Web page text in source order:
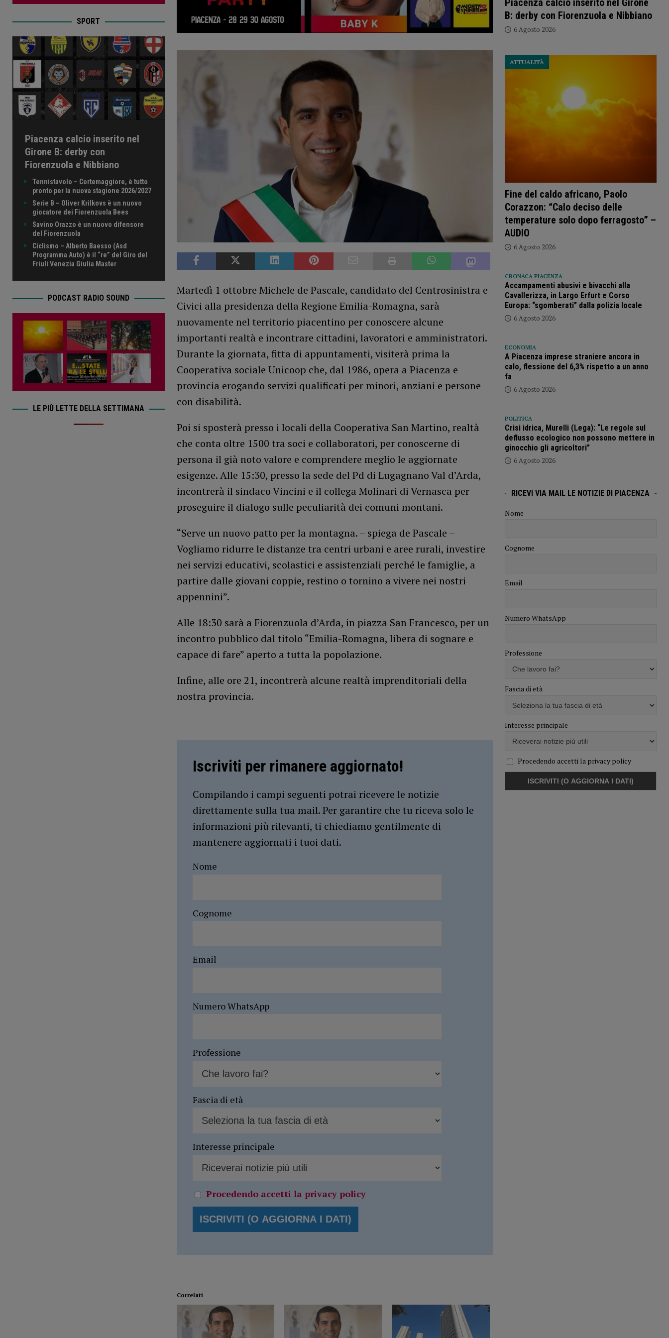
Martedì 1 ottobre Michele de Pascale, candidato del Centrosinistra e
Civici alla presidenza della Regione Emilia-Romagna, sarà
nuovamente nel territorio piacentino per conoscere alcune
importanti realtà e incontrare cittadini, lavoratori e amministratori.
Durante la giornata, fitta di appuntamenti, visiterà prima la
Cooperativa sociale Unicoop che, dal 1986, opera a Piacenza e
provincia erogando servizi qualificati per minori, anziani e persone
con disabilità.
Poi si sposterà presso i locali della Cooperativa San Martino, realtà
che conta oltre 1500 tra soci e collaboratori, per conoscerne di
persona il già noto valore e comprendere meglio le aggiornate
esigenze. Alle 15:30, presso la sede del Pd di Lugagnano Val d’Arda,
incontrerà il sindaco Vincini e il collega Molinari di Vernasca per
proseguire il dialogo sulle peculiarità dei comuni montani.
“Serve un nuovo patto per la montagna. – spiega de Pascale –
Vogliamo ridurre le distanze tra centri urbani e aree rurali, investire
nei servizi educativi, scolastici e assistenziali perché le famiglie, a
partire dalle giovani coppie, restino o tornino a vivere nei nostri
appennini”.
Alle 18:30 sarà a Fiorenzuola d’Arda, in piazza San Francesco, per un
incontro pubblico dal titolo “Emilia-Romagna, libera di sognare e
capace di fare” aperto a tutta la popolazione.
Infine, alle ore 21, incontrerà alcune realtà imprenditoriali della
nostra provincia.
Iscriviti per rimanere aggiornato!
Compilando i campi seguenti potrai ricevere le notizie
direttamente sulla tua mail. Per garantire che tu riceva solo le
informazioni più rilevanti, ti chiediamo gentilmente di
mantenere aggiornati i tuoi dati.
Nome
Cognome
Email
Numero WhatsApp
Professione
Fascia di età
Interesse principale
Procedendo accetti la privacy policy
Correlati
SPORT
Piacenza calcio inserito nel
Girone B: derby con
Fiorenzuola e Nibbiano
Tennistavolo – Cortemaggiore, è tutto
pronto per la nuova stagione 2026/2027
Serie B – Oliver Krilkovs è un nuovo
giocatore dei Fiorenzuola Bees
Savino Orazzo è un nuovo difensore
del Fiorenzuola
Ciclismo – Alberto Baesso (Asd
Programma Auto) è il “re” del Giro del
Friuli Venezia Giulia Master
PODCAST RADIO SOUND
LE PIÙ LETTE DELLA SETTIMANA
Piacenza calcio inserito nel Girone
B: derby con Fiorenzuola e Nibbiano
6 Agosto 2026
Fine del caldo africano, Paolo
Corazzon: “Calo deciso delle
temperature solo dopo ferragosto” –
AUDIO
ATTUALITÀ
6 Agosto 2026
CRONACA PIACENZA
Accampamenti abusivi e bivacchi alla
Cavallerizza, in Largo Erfurt e Corso
Europa: “sgomberati” dalla polizia locale
6 Agosto 2026
ECONOMIA
A Piacenza imprese straniere ancora in
calo, flessione del 6,3% rispetto a un anno
fa
6 Agosto 2026
POLITICA
Crisi idrica, Murelli (Lega): “Le regole sul
deflusso ecologico non possono mettere in
ginocchio gli agricoltori”
6 Agosto 2026
RICEVI VIA MAIL LE NOTIZIE DI PIACENZA
Nome
Cognome
Email
Numero WhatsApp
Professione
Fascia di età
Interesse principale
Procedendo accetti la privacy policy